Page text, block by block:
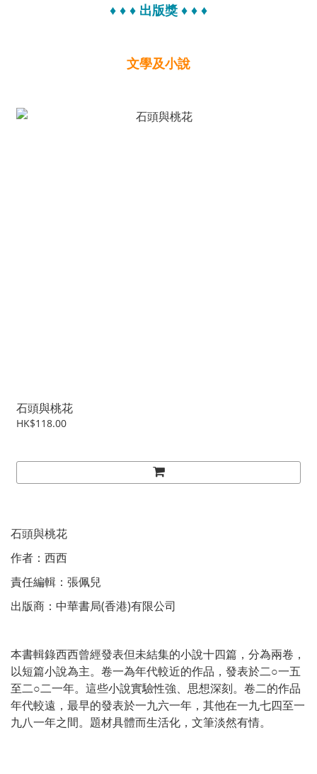
♦ ♦ ♦ 出版獎 ♦ ♦ ♦
文學及小說
石頭與桃花
HK$118.00
石頭與桃花
作者：西西
責任編輯：張佩兒
出版商：中華書局(香港)有限公司
本書輯錄西西曾經發表但未結集的小說十四篇，分為兩卷，
以短篇小說為主。卷一為年代較近的作品，發表於二○一五
至二○二一年。這些小說實驗性強、思想深刻。卷二的作品
年代較遠，最早的發表於一九六一年，其他在一九七四至一
九八一年之間。題材具體而生活化，文筆淡然有情。